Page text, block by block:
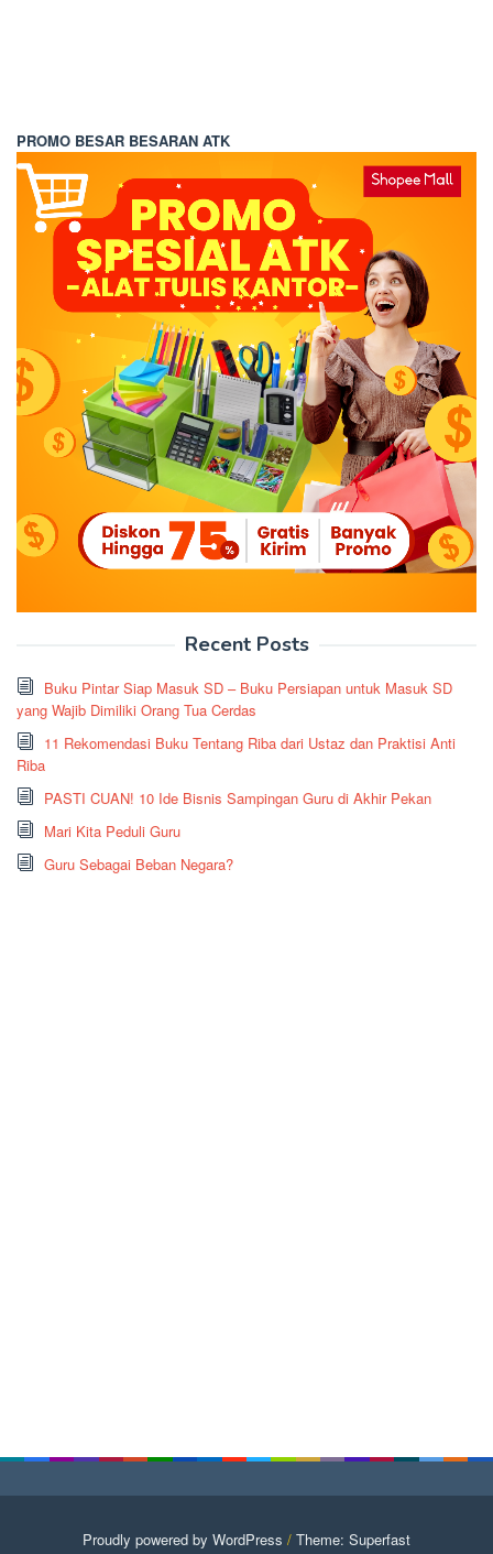
PROMO BESAR BESARAN ATK
Recent Posts
Buku Pintar Siap Masuk SD – Buku Persiapan untuk Masuk SD
yang Wajib Dimiliki Orang Tua Cerdas
11 Rekomendasi Buku Tentang Riba dari Ustaz dan Praktisi Anti
Riba
PASTI CUAN! 10 Ide Bisnis Sampingan Guru di Akhir Pekan
Mari Kita Peduli Guru
Guru Sebagai Beban Negara?
Proudly powered by WordPress / Theme: Superfast